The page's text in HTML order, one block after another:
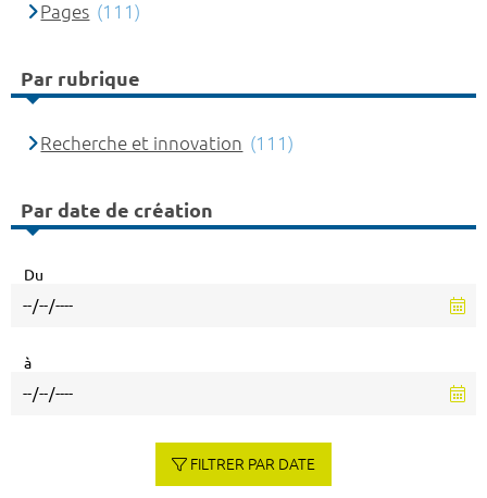
Pages (111)
Par rubrique
Recherche et innovation (111)
Par date de création
Du
à
FILTRER PAR DATE